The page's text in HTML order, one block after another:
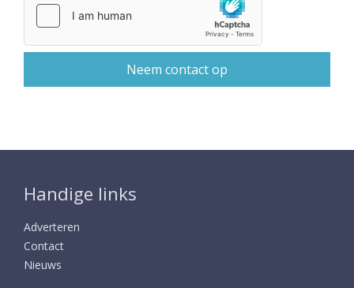
Handige links
Adverteren
Contact
Nieuws